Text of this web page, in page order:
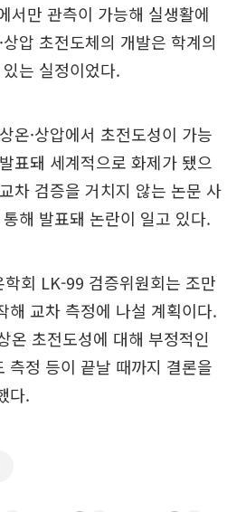
서만 관측이 가능해 실생활에
압 초전도체의 개발은 학계의
는 실정이었다.
온·상압에서 초전도성이 가능
표돼 세계적으로 화제가 됐으
차 검증을 거치지 않는 논문 사
통해 발표돼 논란이 일고 있다.
회 LK-99 검증위원회는 조만
해 교차 측정에 나설 계획이다.
온 초전도성에 대해 부정적인
측정 등이 끝날 때까지 결론을
다.